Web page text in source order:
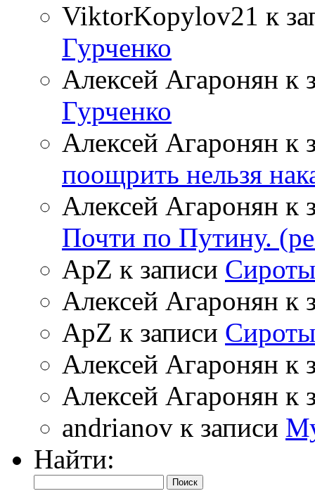
ViktorKopylov21 к
Гурченко
Алексей Агаронян к
Гурченко
Алексей Агаронян к
поощрить нельзя
Алексей Агаронян к
Почти по Путину.
ApZ к записи
Алексей Агаронян к
ApZ к записи
Алексей Агаронян к
Алексей Агаронян к
andrianov к записи
Найти: